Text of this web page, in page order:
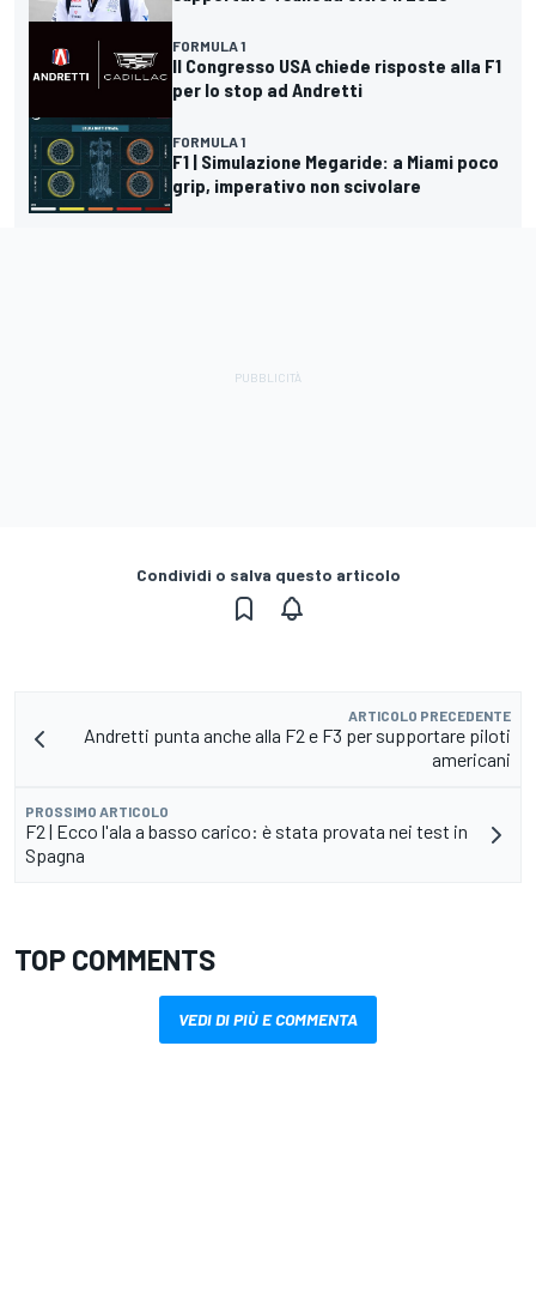
FORMULA 1
Il Congresso USA chiede risposte alla F1
per lo stop ad Andretti
FORMULA 1
F1 | Simulazione Megaride: a Miami poco
grip, imperativo non scivolare
Condividi o salva questo articolo
ARTICOLO PRECEDENTE
Andretti punta anche alla F2 e F3 per supportare piloti
americani
PROSSIMO ARTICOLO
F2 | Ecco l'ala a basso carico: è stata provata nei test in
Spagna
TOP COMMENTS
VEDI DI PIÙ E COMMENTA